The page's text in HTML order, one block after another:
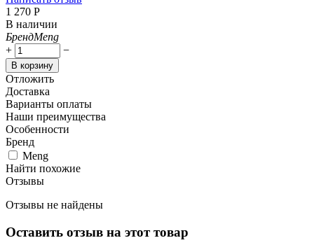
1 270 Р
В наличии
БрендMeng
+
−
В корзину
Отложить
Доставка
Варианты оплаты
Наши преимущества
Особенности
Бренд
Meng
Найти похожие
Отзывы
Отзывы не найдены
Оставить отзыв на этот товар